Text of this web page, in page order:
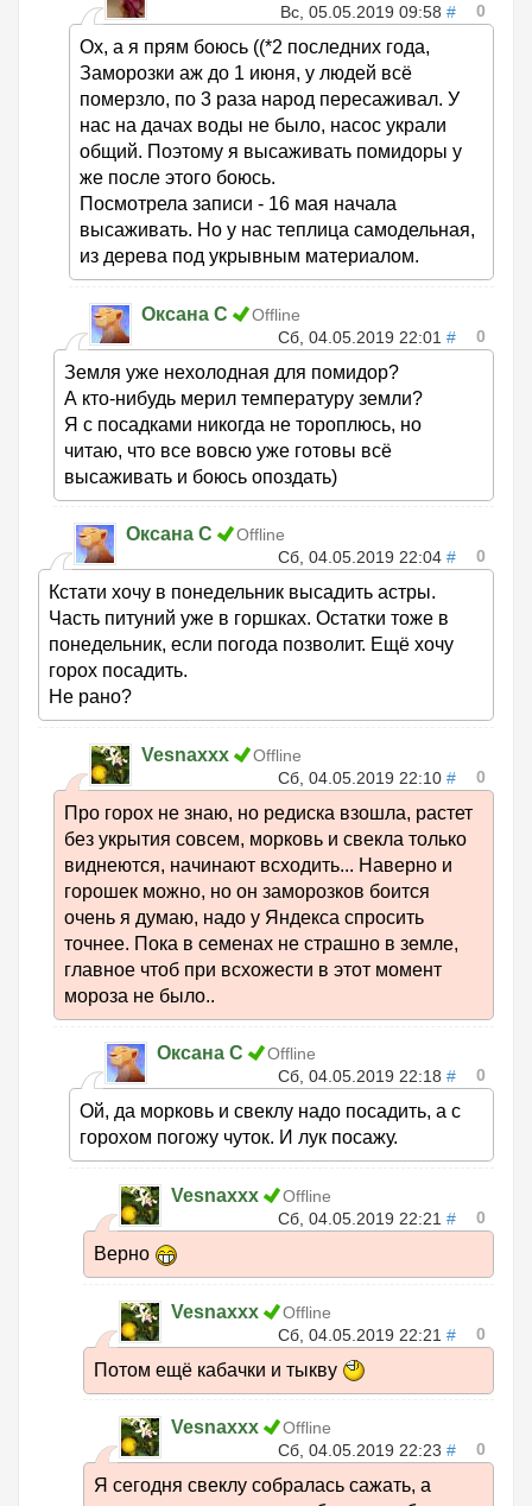
Вс, 05.05.2019 09:58 # 0
Ох, а я прям боюсь ((*2 последних года,
Заморозки аж до 1 июня, у людей всё
померзло, по 3 раза народ пересаживал. У
нас на дачах воды не было, насос украли
общий. Поэтому я высаживать помидоры у
же после этого боюсь.
Посмотрела записи - 16 мая начала
высаживать. Но у нас теплица самодельная,
из дерева под укрывным материалом.
Оксана С
Offline
Сб, 04.05.2019 22:01 # 0
Земля уже нехолодная для помидор?
А кто-нибудь мерил температуру земли?
Я с посадками никогда не тороплюсь, но
читаю, что все вовсю уже готовы всё
высаживать и боюсь опоздать)
Оксана С
Offline
Сб, 04.05.2019 22:04 # 0
Кстати хочу в понедельник высадить астры.
Часть питуний уже в горшках. Остатки тоже в
понедельник, если погода позволит. Ещё хочу
горох посадить.
Не рано?
Vesnaxxx
Offline
Сб, 04.05.2019 22:10 # 0
Про горох не знаю, но редиска взошла, растет
без укрытия совсем, морковь и свекла только
виднеются, начинают всходить... Наверно и
горошек можно, но он заморозков боится
очень я думаю, надо у Яндекса спросить
точнее. Пока в семенах не страшно в земле,
главное чтоб при всхожести в этот момент
мороза не было..
Оксана С
Offline
Сб, 04.05.2019 22:18 # 0
Ой, да морковь и свеклу надо посадить, а с
горохом погожу чуток. И лук посажу.
Vesnaxxx
Offline
Сб, 04.05.2019 22:21 # 0
Верно
Vesnaxxx
Offline
Сб, 04.05.2019 22:21 # 0
Потом ещё кабачки и тыкву
Vesnaxxx
Offline
Сб, 04.05.2019 22:23 # 0
Я сегодня свеклу собралась сажать, а